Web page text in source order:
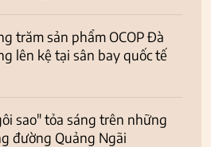
trăm sản phẩm OCOP Đà
lên kệ tại sân bay quốc tế
sao" tỏa sáng trên những
đường Quảng Ngãi